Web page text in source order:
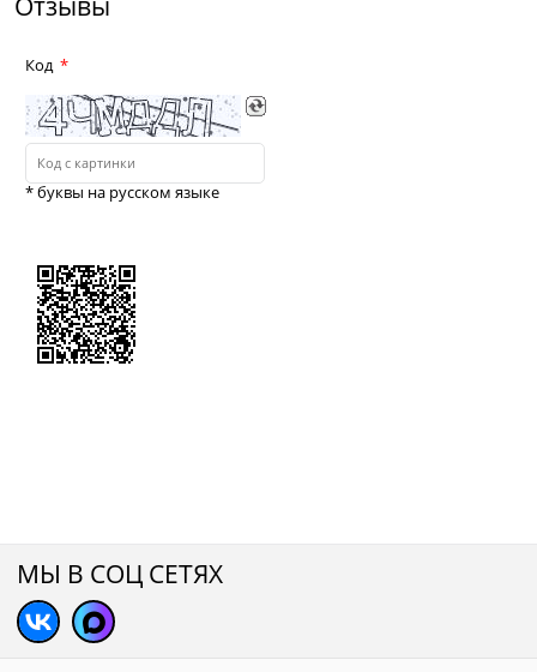
Код
* буквы на русском языке
МЫ В СОЦ СЕТЯХ